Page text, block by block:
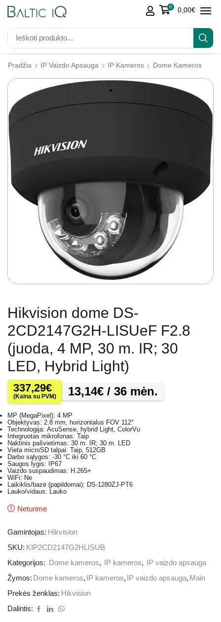
0 0,00€
Pradžia IP Vaizdo Apsauga IP Kameros Dome Kameros
Hikvision dome DS-
2CD2147G2H-LISUeF F2.8
(juoda, 4 MP, 30 m. IR; 30
LED, Hybrid Light)
337,29€
(Kaina su PVM) 13,14€ / 36 mėn.
MP (MegaPixel): 4 MP
Objektyvas: 2.8 mm, horizontalus FOV 112°
Technologija: AcuSense, hybrid Light, ColorVu
Integruotas mikrofonas: Taip
Naktinis pašvietimas: 30 m. IR; 30 m. LED
Vieta microSD talpai: Taip, 512GB
Darbo sąlygos: -30 °C iki 60 °C
Saugos lygis: IP67
Vaizdo suspaudimas: H.265+
WiFi: Ne
Laikiklis/bazė (papildomai): DS-1280ZJ-PT6
Lauko/vidaus: Lauko
Neturime
Gamintojas: Hikvision
SKU: KIP2CD2147G2HLISUB
Kategorijos:
Dome kameros, IP kameros,
IP vaizdo apsauga
Žymos: Dome kameros, IP kameros, IP vaizdo apsauga, Main
Prekės ženklas: Hikvision
Dalintis: